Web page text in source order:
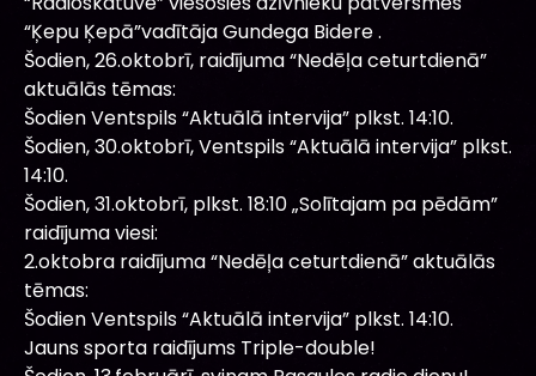
“Ķepu Ķepā”vadītāja Gundega Bidere .
Šodien, 26.oktobrī, raidījuma “Nedēļa ceturtdienā”
aktuālās tēmas:
Šodien Ventspils “Aktuālā intervija” plkst. 14:10.
Šodien, 30.oktobrī, Ventspils “Aktuālā intervija” plkst.
14:10.
Šodien, 31.oktobrī, plkst. 18:10 „Solītajam pa pēdām”
raidījuma viesi:
2.oktobra raidījuma “Nedēļa ceturtdienā” aktuālās
tēmas:
Šodien Ventspils “Aktuālā intervija” plkst. 14:10.
Jauns sporta raidījums Triple-double!